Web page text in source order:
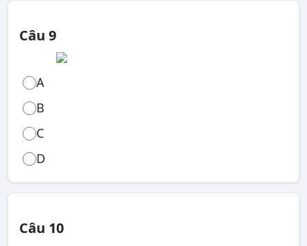
Câu 9
A
B
C
D
Câu 10